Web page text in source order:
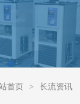
首页 > 长流资讯